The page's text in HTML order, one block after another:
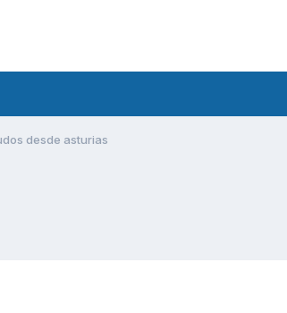
desde asturias